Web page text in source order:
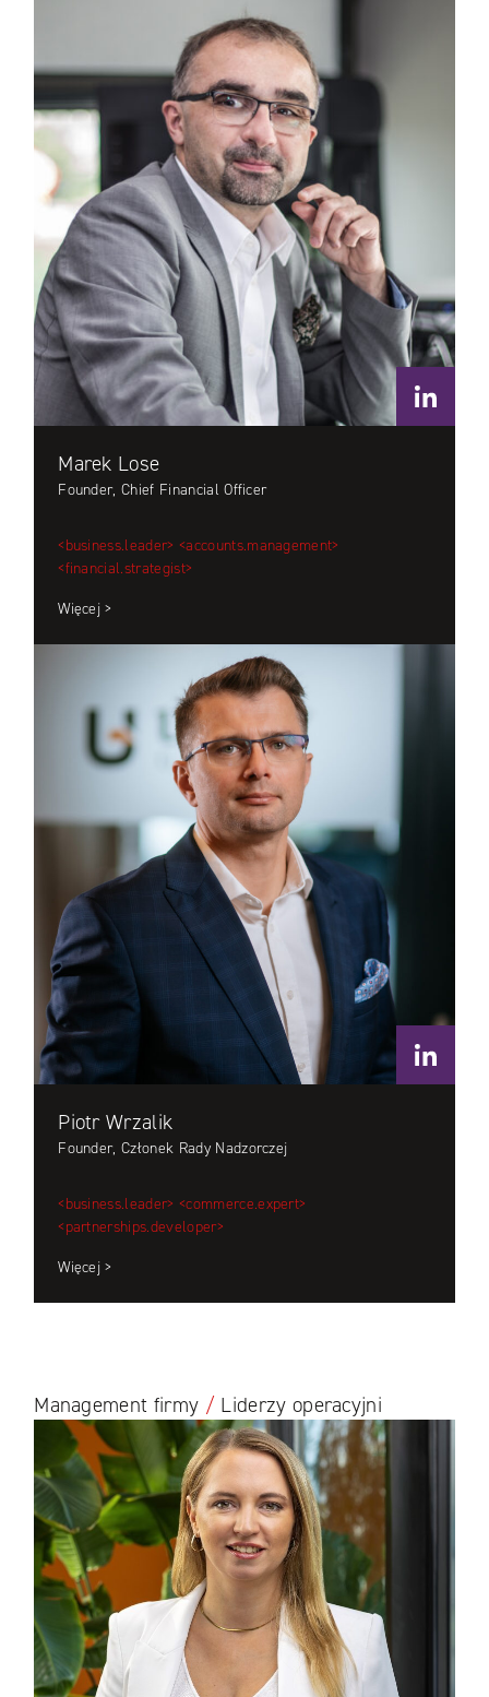
Marek Lose
Founder, Chief Financial Officer
<business.leader> <accounts.management>
<financial.strategist>
Więcej >
Piotr Wrzalik
Founder, Członek Rady Nadzorczej
<business.leader> <commerce.expert>
<partnerships.developer>
Więcej >
Management firmy / Liderzy operacyjni